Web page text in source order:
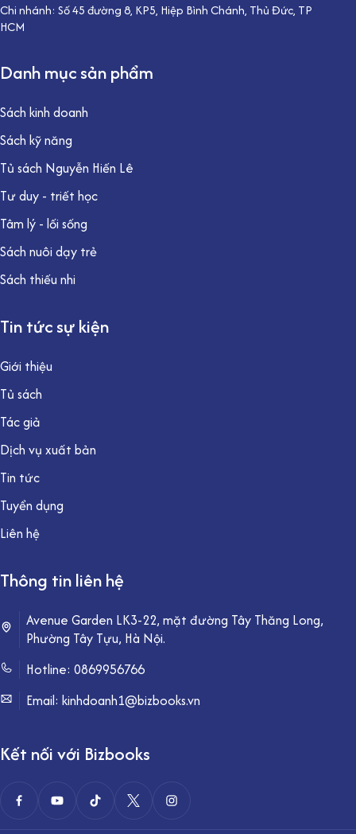
Chi nhánh: Số 45 đường 8, KP5, Hiệp Bình Chánh, Thủ Đức, TP
HCM
Danh mục sản phẩm
Sách kinh doanh
Sách kỹ năng
Tủ sách Nguyễn Hiến Lê
Tư duy - triết học
Tâm lý - lối sống
Sách nuôi dạy trẻ
Sách thiếu nhi
Tin tức sự kiện
Giới thiệu
Tủ sách
Tác giả
Dịch vụ xuất bản
Tin tức
Tuyển dụng
Liên hệ
Thông tin liên hệ
Avenue Garden LK3-22, mặt đường Tây Thăng Long,
Phường Tây Tựu, Hà Nội.
Hotline: 0869956766
Email: kinhdoanh1@bizbooks.vn
Kết nối với Bizbooks